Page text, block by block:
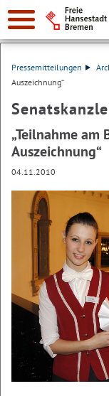
Suche:
Pressemitteilungen
Auszeichnung“
„Teilnahme
Auszeichnung“
04.11.2010